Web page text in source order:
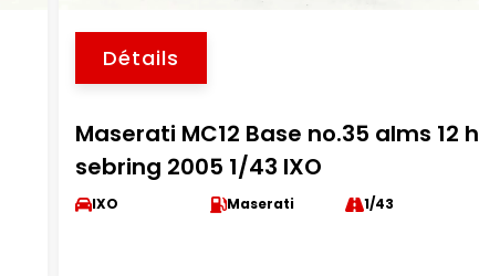
Détails
Maserati MC12 Base no.35 alms 12 h
sebring 2005 1/43 IXO
IXO Maserati 1/43